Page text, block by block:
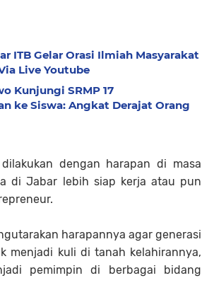
ITB Gelar Orasi Ilmiah Masyarakat
Live Youtube
Kunjungi SRMP 17
ke Siswa: Angkat Derajat Orang
dengan harapan di masa
di Jabar lebih siap kerja atau pun
harapannya agar generasi
menjadi kuli di tanah kelahirannya,
pemimpin di berbagai bidang